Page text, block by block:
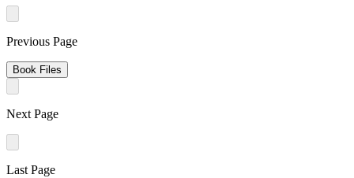
Previous Page
Book Files
Next Page
Last Page